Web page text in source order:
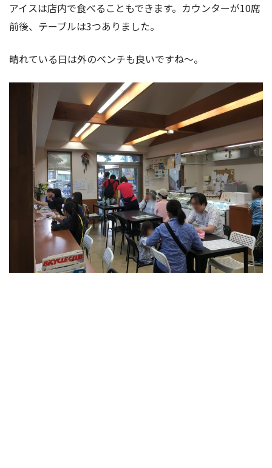
アイスは店内で食べることもできます。カウンターが10席
前後、テーブルは3つありました。
晴れている日は外のベンチも良いですね〜。